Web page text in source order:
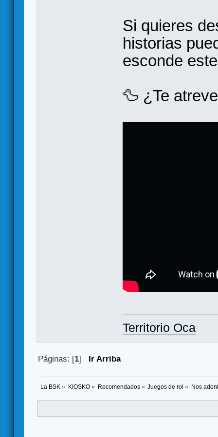
Si quieres
historias
esconde
🦆 ¿Te
Territorio Oca
Páginas: [1] Ir Arriba
La BSK » KIOSKO» Recomendados» Juegos de rol » Nos